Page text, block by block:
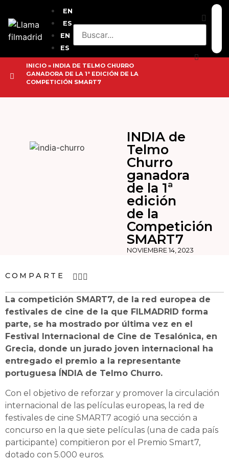
EN
ES
EN
ES
INICIO » INDIA DE TELMO CHURRO
GANADORA DE LA 1ª EDICIÓN DE LA
COMPETICIÓN SMART7
INDIA de
Telmo
Churro
ganadora
de la 1ª
edición
de la
Competición
SMART7
NOVIEMBRE 14, 2023
COMPARTE
La competición SMART7, de la red europea de
festivales de cine de la que FILMADRID forma
parte, se ha mostrado por última vez en el
Festival Internacional de Cine de Tesalónica, en
Grecia, donde un jurado joven internacional ha
entregado el premio a la representante
portuguesa ÍNDIA de Telmo Churro.
Con el objetivo de reforzar y promover la circulación
internacional de las películas europeas, la red de
festivales de cine SMART7 acogió una sección a
concurso en la que siete películas (una de cada país
participante) compitieron por el Premio Smart7,
dotado con 5.000 euros.